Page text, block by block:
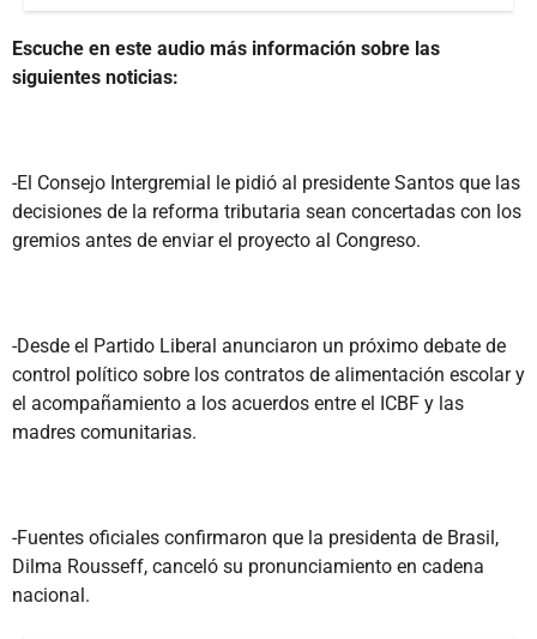
Escuche en este audio más información sobre las
siguientes noticias:
-El Consejo Intergremial le pidió al presidente Santos que las
decisiones de la reforma tributaria sean concertadas con los
gremios antes de enviar el proyecto al Congreso.
-Desde el Partido Liberal anunciaron un próximo debate de
control político sobre los contratos de alimentación escolar y
el acompañamiento a los acuerdos entre el ICBF y las
madres comunitarias.
-Fuentes oficiales confirmaron que la presidenta de Brasil,
Dilma Rousseff, canceló su pronunciamiento en cadena
nacional.